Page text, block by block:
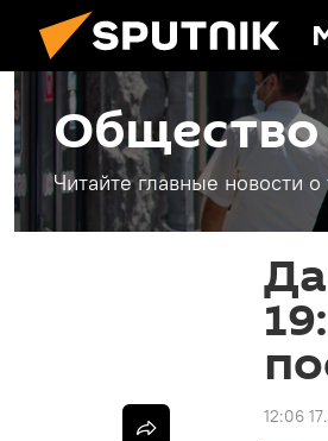
Общество
Читайте главные новости
12:06